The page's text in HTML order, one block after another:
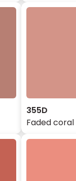
355D
Faded coral